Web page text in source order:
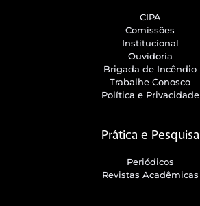
CIPA
Comissões
Institucional
Ouvidoria
Brigada de Incêndio
Trabalhe Conosco
Política e Privacidade
Prática e Pesquisa
Periódicos
Revistas Acadêmicas